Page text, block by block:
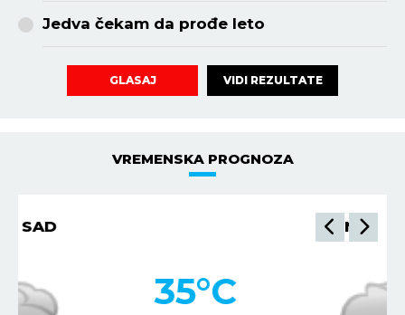
Jedva čekam da prođe leto
GLASAJ VIDI REZULTATE
VREMENSKA PROGNOZA
NIŠ
34